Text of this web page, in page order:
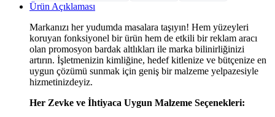
Ürün Açıklaması
Markanızı her yudumda masalara taşıyın! Hem yüzeyleri
koruyan fonksiyonel bir ürün hem de etkili bir reklam aracı
olan promosyon bardak altlıkları ile marka bilinirliğinizi
artırın. İşletmenizin kimliğine, hedef kitlenize ve bütçenize en
uygun çözümü sunmak için geniş bir malzeme yelpazesiyle
hizmetinizdeyiz.
Her Zevke ve İhtiyaca Uygun Malzeme Seçenekleri: